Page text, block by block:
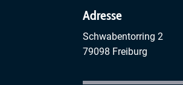
Adresse
Schwabentorring 2
79098 Freiburg